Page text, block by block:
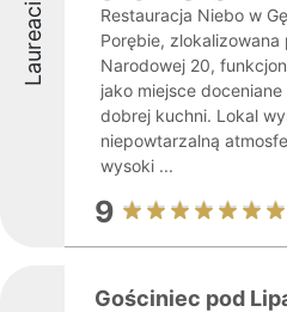
Laureaci
Restauracja Niebo w
Porębie,
Narodowej 20,
jako miejsce doceniane
dobrej kuchni. Lokal
niepowtarzalną
wysoki ...
9
Gościniec pod